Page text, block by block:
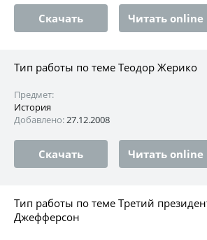
Скачать Читать online
Тип работы по теме Теодор Жерико
Предмет:
История
Добавлено:27.12.2008
Скачать Читать online
Тип работы по теме Третий
Джефферсон